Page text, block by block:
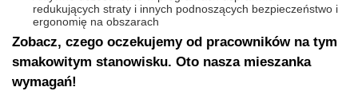
redukujących straty i innych podnoszących bezpieczeństwo i
ergonomię na obszarach
Zobacz, czego oczekujemy od pracowników na tym
smakowitym stanowisku. Oto nasza mieszanka
wymagań!